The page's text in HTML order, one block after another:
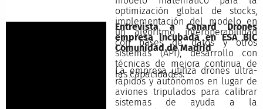
optimización global de stocks,
implementación del modelo en
un algoritmo, interoperabilidad
con bases de datos y otros
sistemas (API), desarrollo con
técnicas de mejora continua de
las capacidades.
Entrevista a Canard Drones
empresa incubada en ESA BIC
Comunidad de Madrid
La empresa utiliza drones ultra-
rápidos y autónomos en lugar de
aviones tripulados para calibrar
sistemas de ayuda a la